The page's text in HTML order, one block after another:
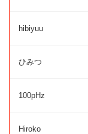
hibiyuu
ひみつ
100pHz
Hiroko